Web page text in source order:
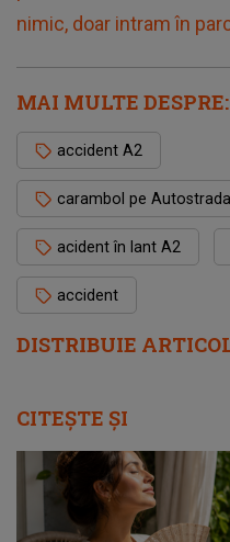
DISTRIBUIE
nimic, doar intram în
MAI MULTE DESPRE:
accident A2
carambol pe
acident în lant A2
accident
CITEȘTE ȘI